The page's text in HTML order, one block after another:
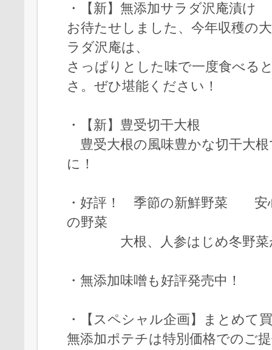
・【新】無添加サラダ沢庵漬け
お待たせしました、今年収穫の
ラダ沢庵は、
さっぱりとした味で一度食べる
さ。ぜひ堪能ください！
・【新】豊受切干大根
豊受大根の風味豊かな切干大
に！
・好評！ 季節の新鮮野菜 安
の野菜
大根、人参はじめ冬野菜
・無添加味噌も好評発売中！
・【スペシャル企画】まとめて
無添加ポテチは特別価格でのご